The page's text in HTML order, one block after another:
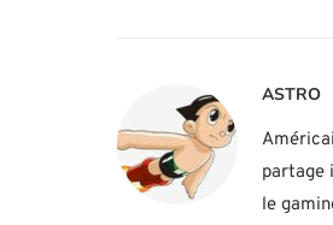
ASTRO
partage
le